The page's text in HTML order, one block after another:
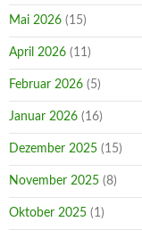
Mai 2026 (15)
April 2026 (11)
Februar 2026 (5)
Januar 2026 (16)
Dezember 2025 (15)
November 2025 (8)
Oktober 2025 (1)